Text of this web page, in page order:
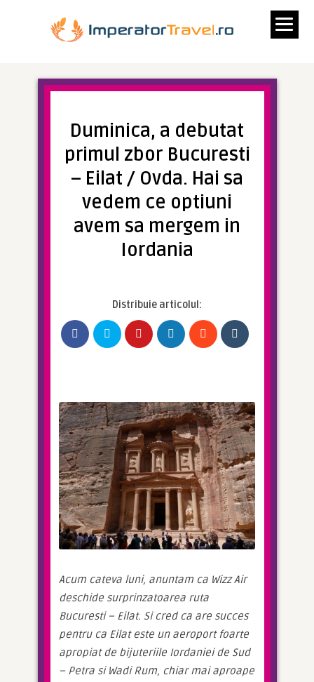
Duminica, a debutat
primul zbor Bucuresti
– Eilat / Ovda. Hai sa
vedem ce optiuni
avem sa mergem in
Iordania
Distribuie articolul:
Acum cateva luni, anuntam ca Wizz Air
deschide surprinzatoarea ruta
Bucuresti – Eilat. Si cred ca are succes
pentru ca Eilat este un aeroport foarte
apropiat de bijuteriile Iordaniei de Sud
– Petra si Wadi Rum, chiar mai aproape